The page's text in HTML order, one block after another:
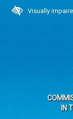
Visually
IN